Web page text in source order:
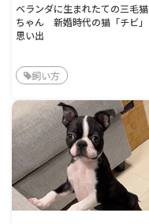
ベランダに生まれたての三毛
ちゃん 新婚時代の猫「チビ
思い出
飼い方